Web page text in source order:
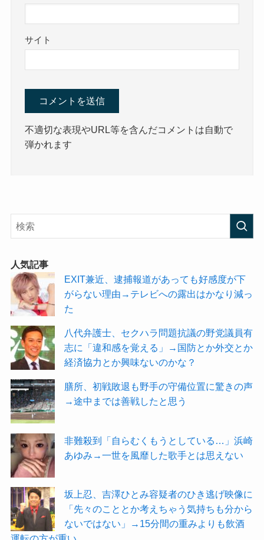
サイト
不適切な表現やURL等を含んだコメントは自動で
弾かれます
人気記事
EXIT兼近、逮捕報道があっても好感度が下
がらない理由→テレビへの露出はかなり減っ
た
八代弁護士、セクハラ問題抗議の野党議員有
志に「違和感を覚える」→国防とか外交とか
経済協力とか興味ないのかな？
膳所、初戦敗退も野手の守備位置に驚きの声
→途中までは善戦したと思う
非難殺到「自らむくもうとしている…」浜崎
あゆみ→一世を風靡した歌手とは思えない
坂上忍、吉澤ひとみ容疑者のひき逃げ映像に
「先々のこととか考えちゃう気持ちも分から
ないではない」→15分間の重みよりも飲酒